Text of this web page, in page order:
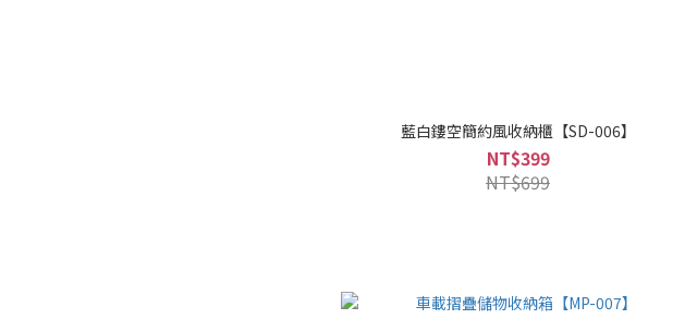
藍白鏤空簡約風收納櫃【SD-006】
NT$399
NT$699